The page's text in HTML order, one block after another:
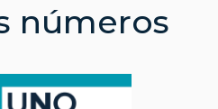
números